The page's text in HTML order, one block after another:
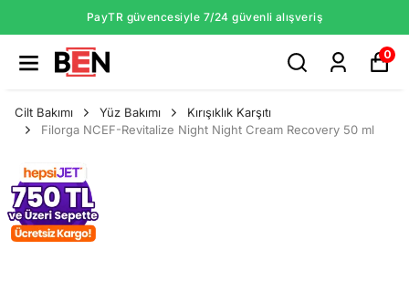
PayTR güvencesiyle 7/24 güvenli alışveriş
0
Cilt Bakımı Yüz Bakımı
Kırışıklık Karşıtı
Filorga NCEF-Revitalize Night Night Cream Recovery 50 ml